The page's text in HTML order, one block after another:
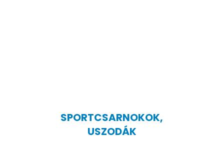
SPORTCSARNOKOK,
USZODÁK